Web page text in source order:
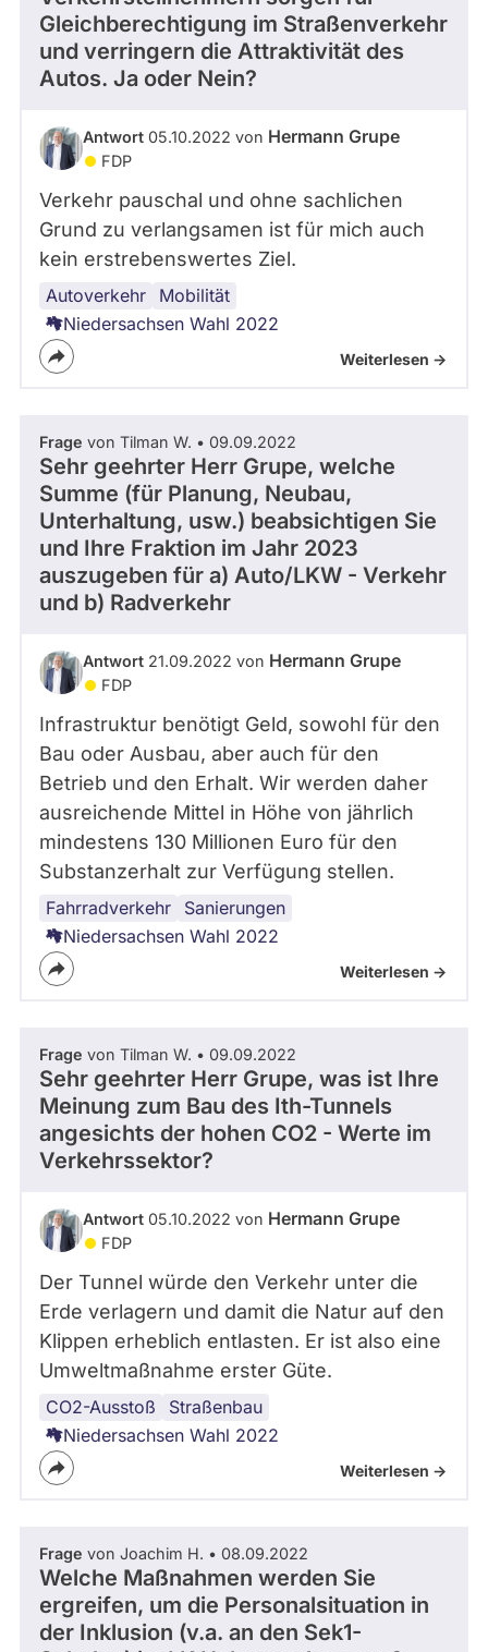
abgeordnetenwatch
befragt
werden.
Gleichberechtigung im Straßenverkehr
und verringern die Attraktivität des
Autos. Ja oder Nein?
Antwort 05.10.2022 von Hermann Grupe
FDP
Verkehr pauschal und ohne sachlichen
Grund zu verlangsamen ist für mich auch
kein erstrebenswertes Ziel.
Autoverkehr
Mobilität
Niedersachsen Wahl 2022
Weiterlesen ->
Frage von Tilman W. • 09.09.2022
Sehr geehrter Herr Grupe, welche
Summe (für Planung, Neubau,
Unterhaltung, usw.) beabsichtigen Sie
und Ihre Fraktion im Jahr 2023
auszugeben für a) Auto/LKW - Verkehr
und b) Radverkehr
Antwort 21.09.2022 von Hermann Grupe
FDP
Infrastruktur benötigt Geld, sowohl für den
Bau oder Ausbau, aber auch für den
Betrieb und den Erhalt. Wir werden daher
ausreichende Mittel in Höhe von jährlich
mindestens 130 Millionen Euro für den
Substanzerhalt zur Verfügung stellen.
Fahrradverkehr Sanierungen
Infrastruktur
Autoverkehr
Niedersachsen Wahl 2022
Weiterlesen ->
Frage von Tilman W. • 09.09.2022
Sehr geehrter Herr Grupe, was ist Ihre
Meinung zum Bau des Ith-Tunnels
angesichts der hohen CO2 - Werte im
Verkehrssektor?
Antwort 05.10.2022 von Hermann Grupe
FDP
Der Tunnel würde den Verkehr unter die
Erde verlagern und damit die Natur auf den
Klippen erheblich entlasten. Er ist also eine
Umweltmaßnahme erster Güte.
CO2-Ausstoß Straßenbau
Mobilität
Niedersachsen Wahl 2022
Weiterlesen ->
Frage von Joachim H. • 08.09.2022
Welche Maßnahmen werden Sie
ergreifen, um die Personalsituation in
der Inklusion (v.a. an den Sek1-